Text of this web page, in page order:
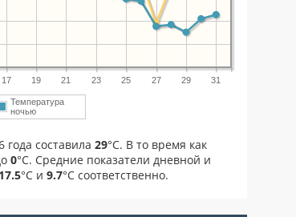
17 19 21 23 25 27 29 31
Температура
ночью
составила 29°С. В то время как
0°C. Средние показатели дневной и
17.5°С и 9.7°С соответственно.